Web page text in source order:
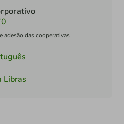
adesão das cooperativas
Libras